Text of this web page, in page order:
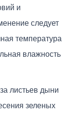
и
следует
температура
влажность
листьев дыни
зеленых